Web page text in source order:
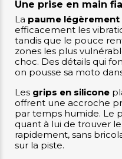
Une prise en main
La paume
efficacement les
tandis que le pouce
zones les plus
choc. Des détails qui
on pousse sa moto
Les grips en silicone
offrent une accroche
par temps humide. Le
quant à lui de trouver
rapidement, sans
sur la piste.